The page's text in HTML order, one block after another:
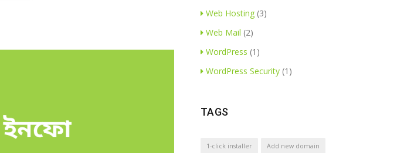
Web Hosting(3)
Web Mail (2)
WordPress (1)
WordPress Security(1)
TAGS
1-click installer Add new domain